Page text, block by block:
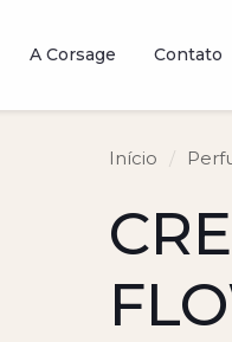
A Corsage Contato
Início /